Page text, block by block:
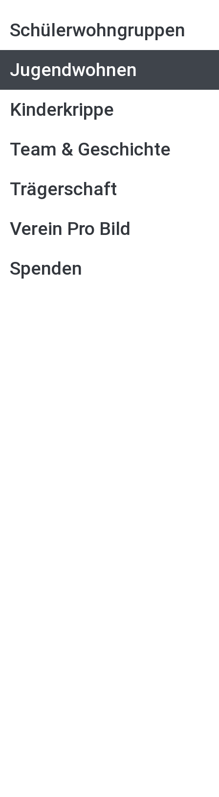
Schülerwohngruppen
Jugendwohnen
Kinderkrippe
Team & Geschichte
Trägerschaft
Verein Pro Bild
Spenden